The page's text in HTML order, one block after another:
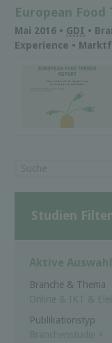
European Food
Mai 2016 • GDI •
Experience •
Studien Filter
Aktive Auswahl
Branche & Thema
Online & IKT &
Publikationstyp
Branchenstudie ×